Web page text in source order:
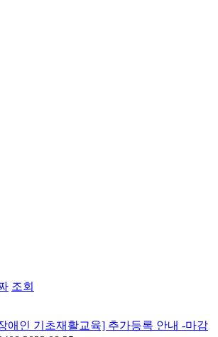
조회
애인 기초재활교육] 추가등록 안내 -마감